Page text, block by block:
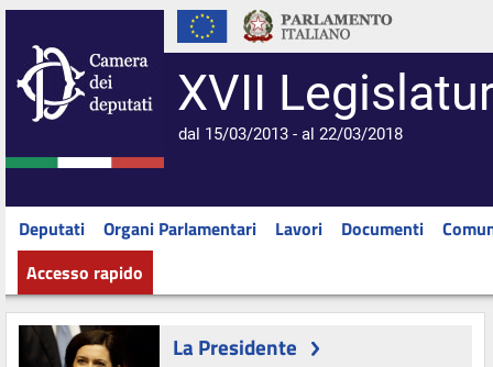
XVII
dal 15/03/2013 - al 22/03/2018
Deputati Organi Parlamentari Lavori Documenti
Accesso rapido
La Presidente